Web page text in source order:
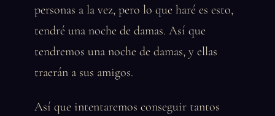
personas a la vez, pero lo que haré es esto,
tendré una noche de damas. Así que
tendremos una noche de damas, y ellas
traerán a sus amigos.
Así que intentaremos conseguir tantos